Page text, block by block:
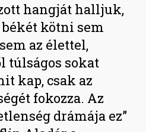
hangját halljuk,
kötni sem
az élettel,
túlságos sokat
kap, csak az
fokozza. Az
drámája ez”